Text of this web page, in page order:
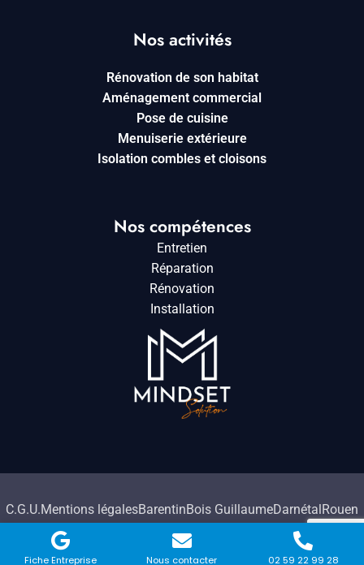
Fiche Entreprise Nous contacter 02 59 22 99 28
Nos activités
Rénovation de son habitat
Aménagement commercial
Pose de cuisine
Menuiserie extérieure
Isolation combles et cloisons
Nos compétences
Entretien
Réparation
Rénovation
Installation
C.G.U.Mentions légalesBarentinBois GuillaumeDarnétalRouen
2026. Tous droits réservés à HMC Travaux.